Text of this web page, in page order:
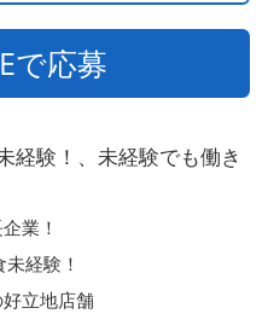
応募
経験！、未経験でも働き
業！
経験！
立地店舗